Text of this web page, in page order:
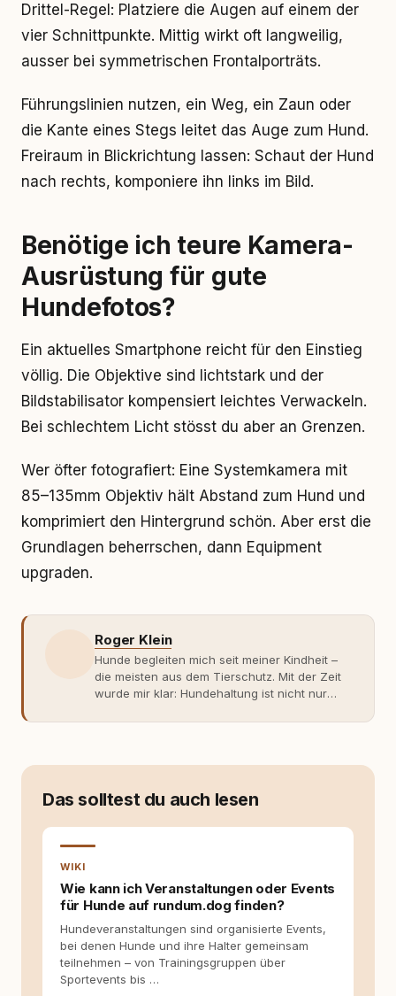
Drittel-Regel: Platziere die Augen auf einem der
vier Schnittpunkte. Mittig wirkt oft langweilig,
ausser bei symmetrischen Frontalporträts.
Führungslinien nutzen, ein Weg, ein Zaun oder
die Kante eines Stegs leitet das Auge zum Hund.
Freiraum in Blickrichtung lassen: Schaut der Hund
nach rechts, komponiere ihn links im Bild.
Benötige ich teure Kamera-
Ausrüstung für gute
Hundefotos?
Ein aktuelles Smartphone reicht für den Einstieg
völlig. Die Objektive sind lichtstark und der
Bildstabilisator kompensiert leichtes Verwackeln.
Bei schlechtem Licht stösst du aber an Grenzen.
Wer öfter fotografiert: Eine Systemkamera mit
85–135mm Objektiv hält Abstand zum Hund und
komprimiert den Hintergrund schön. Aber erst die
Grundlagen beherrschen, dann Equipment
upgraden.
Roger Klein
Hunde begleiten mich seit meiner Kindheit –
die meisten aus dem Tierschutz. Mit der Zeit
wurde mir klar: Hundehaltung ist nicht nur
Fachwissen. Der Wendepunkt kam mit meinem
moderner Hundeerziehung
entsteht echte Bindung dort, wo Verständnis
Wissen ersetzt – nicht umgekehrt. Aus dieser
Hundehalter:innen in Deutschland, Österreich
und der Schweiz. Meine Überzeugung:
Tierschutz beginnt mit Wissen. Wer seinen
Hund versteht, trifft bessere Entscheidungen –
für ein Zusammenleben, das beiden guttut.
Das solltest du auch lesen
WIKI
Wie kann ich Veranstaltungen oder Events
für Hunde auf rundum.dog finden?
Hundeveranstaltungen sind organisierte Events,
bei denen Hunde und ihre Halter gemeinsam
teilnehmen – von Trainingsgruppen über
Sportevents bis …